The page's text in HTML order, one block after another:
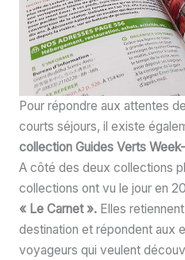
Pour répondre aux attentes
courts séjours, il existe
collection Guides Verts
A côté des deux collections
collections ont vu le jour en
« Le Carnet ».Elles retiennent
destination et répondent aux
voyageurs qui veulent